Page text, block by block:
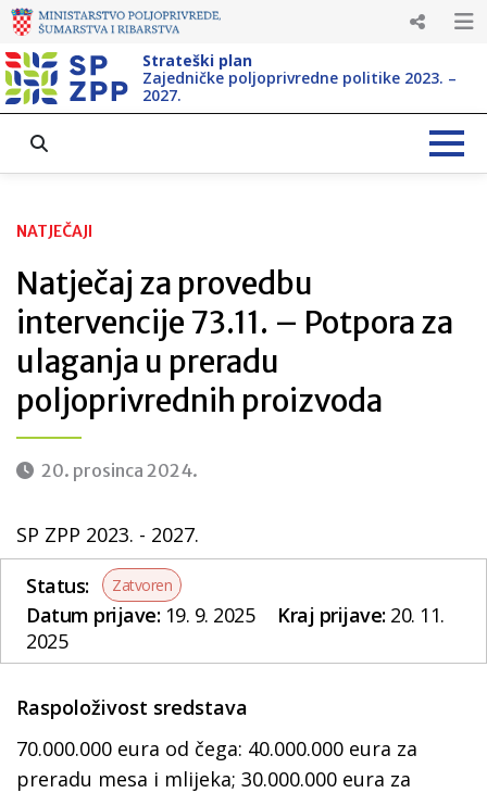
Strateški plan
Zajedničke poljoprivredne politike 2023. –
2027.
NATJEČAJI
Natječaj za provedbu
intervencije 73.11. – Potpora za
ulaganja u preradu
poljoprivrednih proizvoda
20. prosinca 2024.
SP ZPP 2023. - 2027.
Status:
Zatvoren
Datum prijave:19. 9. 2025 Kraj prijave:20. 11.
2025
Raspoloživost sredstava
70.000.000 eura od čega: 40.000.000 eura za
preradu mesa i mlijeka; 30.000.000 eura za